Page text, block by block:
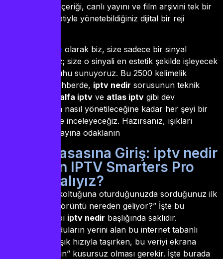
değil; binlerce içeriği, canlı yayını ve film arşivini tek bir
parmak hareketiyle yönetebildiğiniz dijital bir reji
iptvsatnal.store olarak biz, size sadece bir sinyal
göndermiyoruz; size o sinyali en estetik şekilde işleyecek
donanımı ve ruhu sunuyoruz. Bu 2500 kelimelik
profesyonel rehberde, iptv nedir sorusunun teknik
alfa iptv ve atlas iptv gibi dev
kütüphanelerin nasıl yönetileceğine kadar her şeyi bir
rejisör titizliğiyle inceleyeceğiz. Hazırsanız, ışıkları
söndürün ve yayına odaklanın
1. Reji Masasına Giriş: iptv nedir
ve Neden IPTV Smarters Pro
Kullanmalıyız?
Bir yönetmen koltuğuna oturduğunuzda sorduğunuz ilk
soru şudur: “Görüntü nereden geliyor?” İşte bu
sorunun cevabı iptv nedir başlığında saklıdır.
Geleneksel uyduların yerini alan bu internet tabanlı
devrim, veriyi ışık hızıyla taşırken, bu veriyi ekrana
yansıtan “yüzün” kusursuz olması gerekir. İşte burada